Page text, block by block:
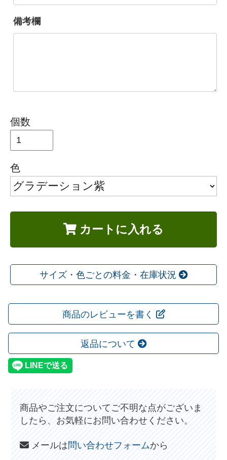
備考欄
個数
色
カートに入れる
サイズ・色ごとの料金・在庫状況
商品のレビューを書く
返品について
商品やご注文についてご不明な点がございま
したら、お気軽にお問い合わせください。
メールは問い合わせフォームから